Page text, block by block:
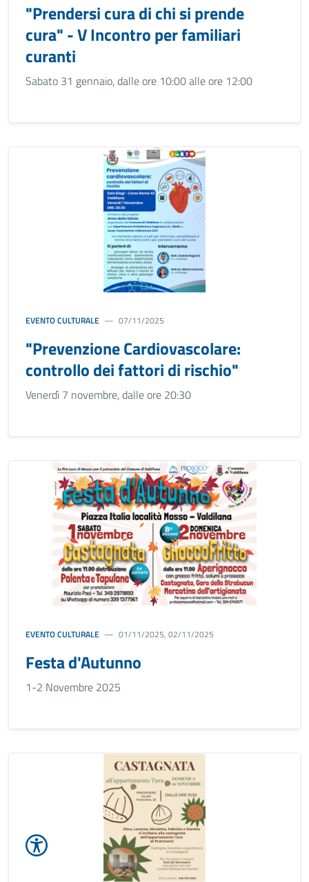
"Prendersi cura di chi si prende
cura" - V Incontro per familiari
curanti
Sabato 31 gennaio, dalle ore 10:00 alle ore 12:00
EVENTO CULTURALE 07/11/2025
"Prevenzione Cardiovascolare:
controllo dei fattori di rischio"
Venerdì 7 novembre, dalle ore 20:30
EVENTO CULTURALE 01/11/2025, 02/11/2025
Festa d'Autunno
1-2 Novembre 2025